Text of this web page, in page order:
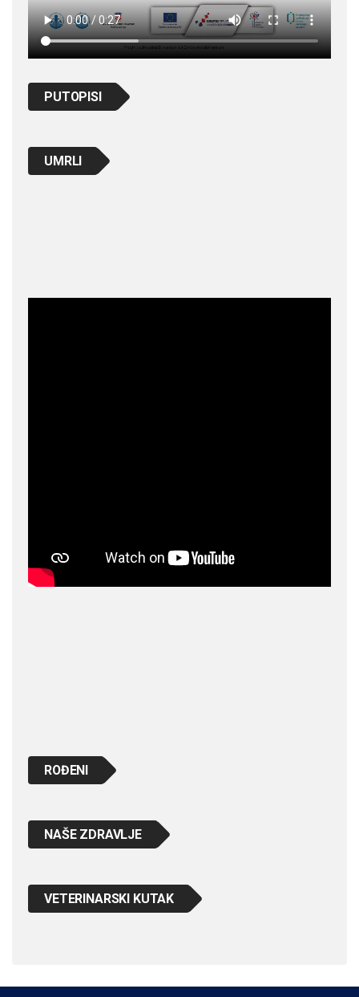
PUTOPISI
UMRLI
ROĐENI
NAŠE ZDRAVLJE
VETERINARSKI KUTAK